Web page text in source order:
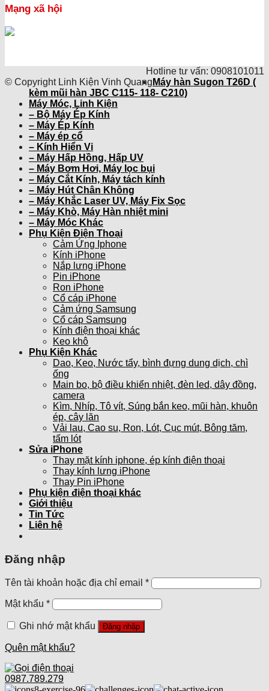
Mạng xã hội
Hotline tư vấn: 0908101011
© Copyright Linh Kiện Vinh Quang Máy hàn Sugon T26D (
kèm mũi hàn JBC C115- 118- C210)
Máy Móc, Linh Kiện
– Bộ Máy Ép Kính
– Máy Ép Kính
– Máy ép cổ
– Kính Hiển Vi
– Máy Hấp Hồng, Hấp UV
– Máy Bơm Hơi, Máy lọc bụi
– Máy Cắt Kính, Máy tách kính
– Máy Hút Chân Không
– Máy Khắc Laser UV, Máy Fix Sọc
– Máy Khò, Máy Hàn nhiệt mini
– Máy Móc Khác
Phụ Kiện Điện Thoại
Cảm Ứng Iphone
Kính iPhone
Nắp lưng iPhone
Pin iPhone
Ron iPhone
Cổ cáp iPhone
Cảm ứng Samsung
Cổ cáp Samsung
Kính điện thoại khác
Keo khô
Phụ Kiện Khác
Dao, Keo, Nước tẩy, bình đựng dung dịch, chì
ống
Main bo, bộ điều khiển nhiệt, đèn led, dây đồng,
camera
Kìm, Nhíp, Tô vít, Súng bắn keo, mũi hàn, khuôn
ép, cây lăn
Vải lau, Cao su, Ron, Lót, Cục mút, Bông tăm,
tấm lót
Sửa iPhone
Thay mặt kính iphone, ép kính điện thoại
Thay kính lưng iPhone
Thay Pin iPhone
Phụ kiện điện thoại khác
Giới thiệu
Tin Tức
Liên hệ
Đăng nhập
Tên tài khoản hoặc địa chỉ email *
Mật khẩu *
Ghi nhớ mật khẩu Đăng nhập
Quên mật khẩu?
0987.789.279